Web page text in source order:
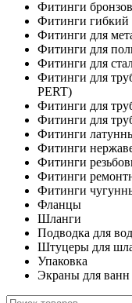
Фитинги
Фитинги гибкий
Фитинги для
Фитинги для
Фитинги для
Фитинги для
PERT)
Фитинги для
Фитинги для
Фитинги
Фитинги
Фитинги
Фитинги
Фитинги
Фланцы
Шланги
Подводка для
Штуцеры для
Упаковка
Экраны для ванн